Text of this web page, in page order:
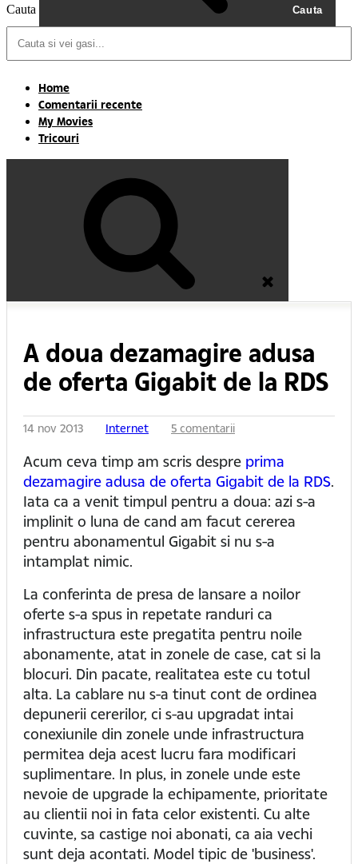
Cauta Cauta
Home
Comentarii recente
My Movies
Tricouri
A doua dezamagire adusa
de oferta Gigabit de la RDS
14 nov 2013 Internet 5 comentarii
Acum ceva timp am scris despre prima
dezamagire adusa de oferta Gigabit de la RDS.
Iata ca a venit timpul pentru a doua: azi s-a
implinit o luna de cand am facut cererea
pentru abonamentul Gigabit si nu s-a
intamplat nimic.
La conferinta de presa de lansare a noilor
oferte s-a spus in repetate randuri ca
infrastructura este pregatita pentru noile
abonamente, atat in zonele de case, cat si la
blocuri. Din pacate, realitatea este cu totul
alta. La cablare nu s-a tinut cont de ordinea
depunerii cererilor, ci s-au upgradat intai
conexiunile din zonele unde infrastructura
permitea deja acest lucru fara modificari
suplimentare. In plus, in zonele unde este
nevoie de upgrade la echipamente, prioritate
au clientii noi in fata celor existenti. Cu alte
cuvinte, sa castige noi abonati, ca aia vechi
sunt deja acontati. Model tipic de 'business'.